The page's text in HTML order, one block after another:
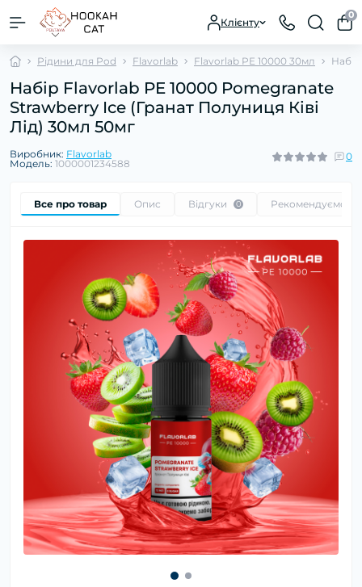
Клієнту
0
Рідини для Pod Flavorlab Flavorlab PE 10000 30мл
Набір Flavorlab PE 10000 Pomegranate
Strawberry Ice (Гранат Полуниця Ківі
Лід) 30мл 50мг
Виробник: Flavorlab
Модель: 1000001234588
0
Все про товар Опис Відгуки 0 Рекомендуємо